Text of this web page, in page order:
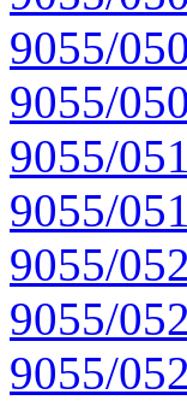
9055/
9055/
9055/051
9055/
9055/
9055/
9055/